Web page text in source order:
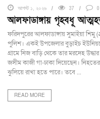
আগস্ট ১, ২০২৬ 37 0
আলফাডাঙ্গায় গৃহবধূ
ফরিদপুরের আলফাডাঙ্গায় সুমাইয়া
পুলিশ। একই উপজেলার বুড়াইচ
গ্রামে নিজ বাড়ি থেকে তার মরদেহ
জসীম কাজী গা-ঢাকা দিয়েছেন।
ঝুলিয়ে রাখা হতে পারে। তবে ...
READ MORE